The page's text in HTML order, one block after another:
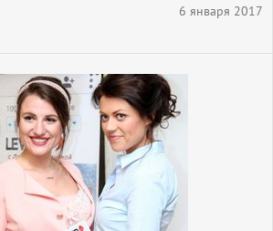
6 января 2017